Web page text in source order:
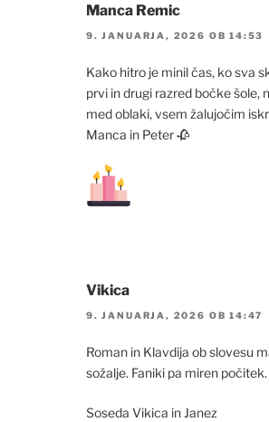
Manca Remic
9. JANUARJA, 2026 OB 14:53
Kako hitro je minil čas, ko sva
prvi in drugi razred bočke šole,
med oblaki, vsem žalujočim
Manca in Peter 🥀
Vikica
9. JANUARJA, 2026 OB 14:47
Roman in Klavdija ob slovesu
sožalje. Faniki pa miren počitek.
Soseda Vikica in Janez